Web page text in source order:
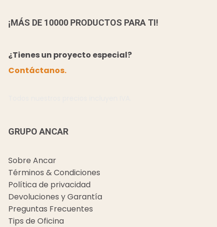
¡MÁS DE 10000 PRODUCTOS PARA TI!
¿Tienes un proyecto especial?
Contáctanos.
GRUPO ANCAR
Sobre Ancar
Términos & Condiciones
Política de privacidad
Devoluciones y Garantía
Preguntas Frecuentes
Tips de Oficina